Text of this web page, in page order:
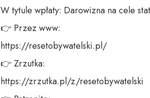
W tytule wpłaty: Darowizna na cele
👉 Przez www:
https://resetobywatelski.pl/
👉 Zrzutka:
https://zrzutka.pl/z/resetobywatelski